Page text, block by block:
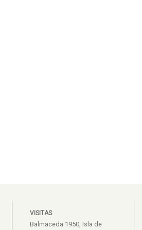
VISITAS
Balmaceda 1950, Isla de